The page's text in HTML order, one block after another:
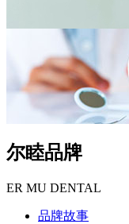
尔睦品牌
ER MU DENTAL
品牌故事